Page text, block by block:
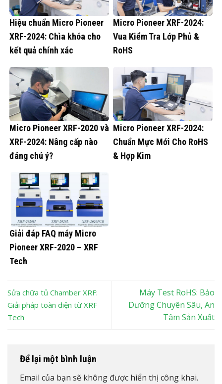
Hiệu chuẩn Micro Pioneer
XRF-2024: Chìa khóa cho
kết quả chính xác
Micro Pioneer XRF-2024:
Vua Kiểm Tra Lớp Phủ &
RoHS
Micro Pioneer XRF-2020 và
XRF-2024: Nâng cấp nào
đáng chú ý?
Micro Pioneer XRF-2024:
Chuẩn Mực Mới Cho RoHS
& Hợp Kim
Giải đáp FAQ máy Micro
Pioneer XRF-2020 – XRF
Tech
Sửa chữa tủ Chamber XRF:
Giải pháp toàn diện từ XRF
Tech
Máy Test RoHS: Bảo
Dưỡng Chuyên Sâu, An
Tâm Sản Xuất
Để lại một bình luận
Email của bạn sẽ không được hiển thị công khai.